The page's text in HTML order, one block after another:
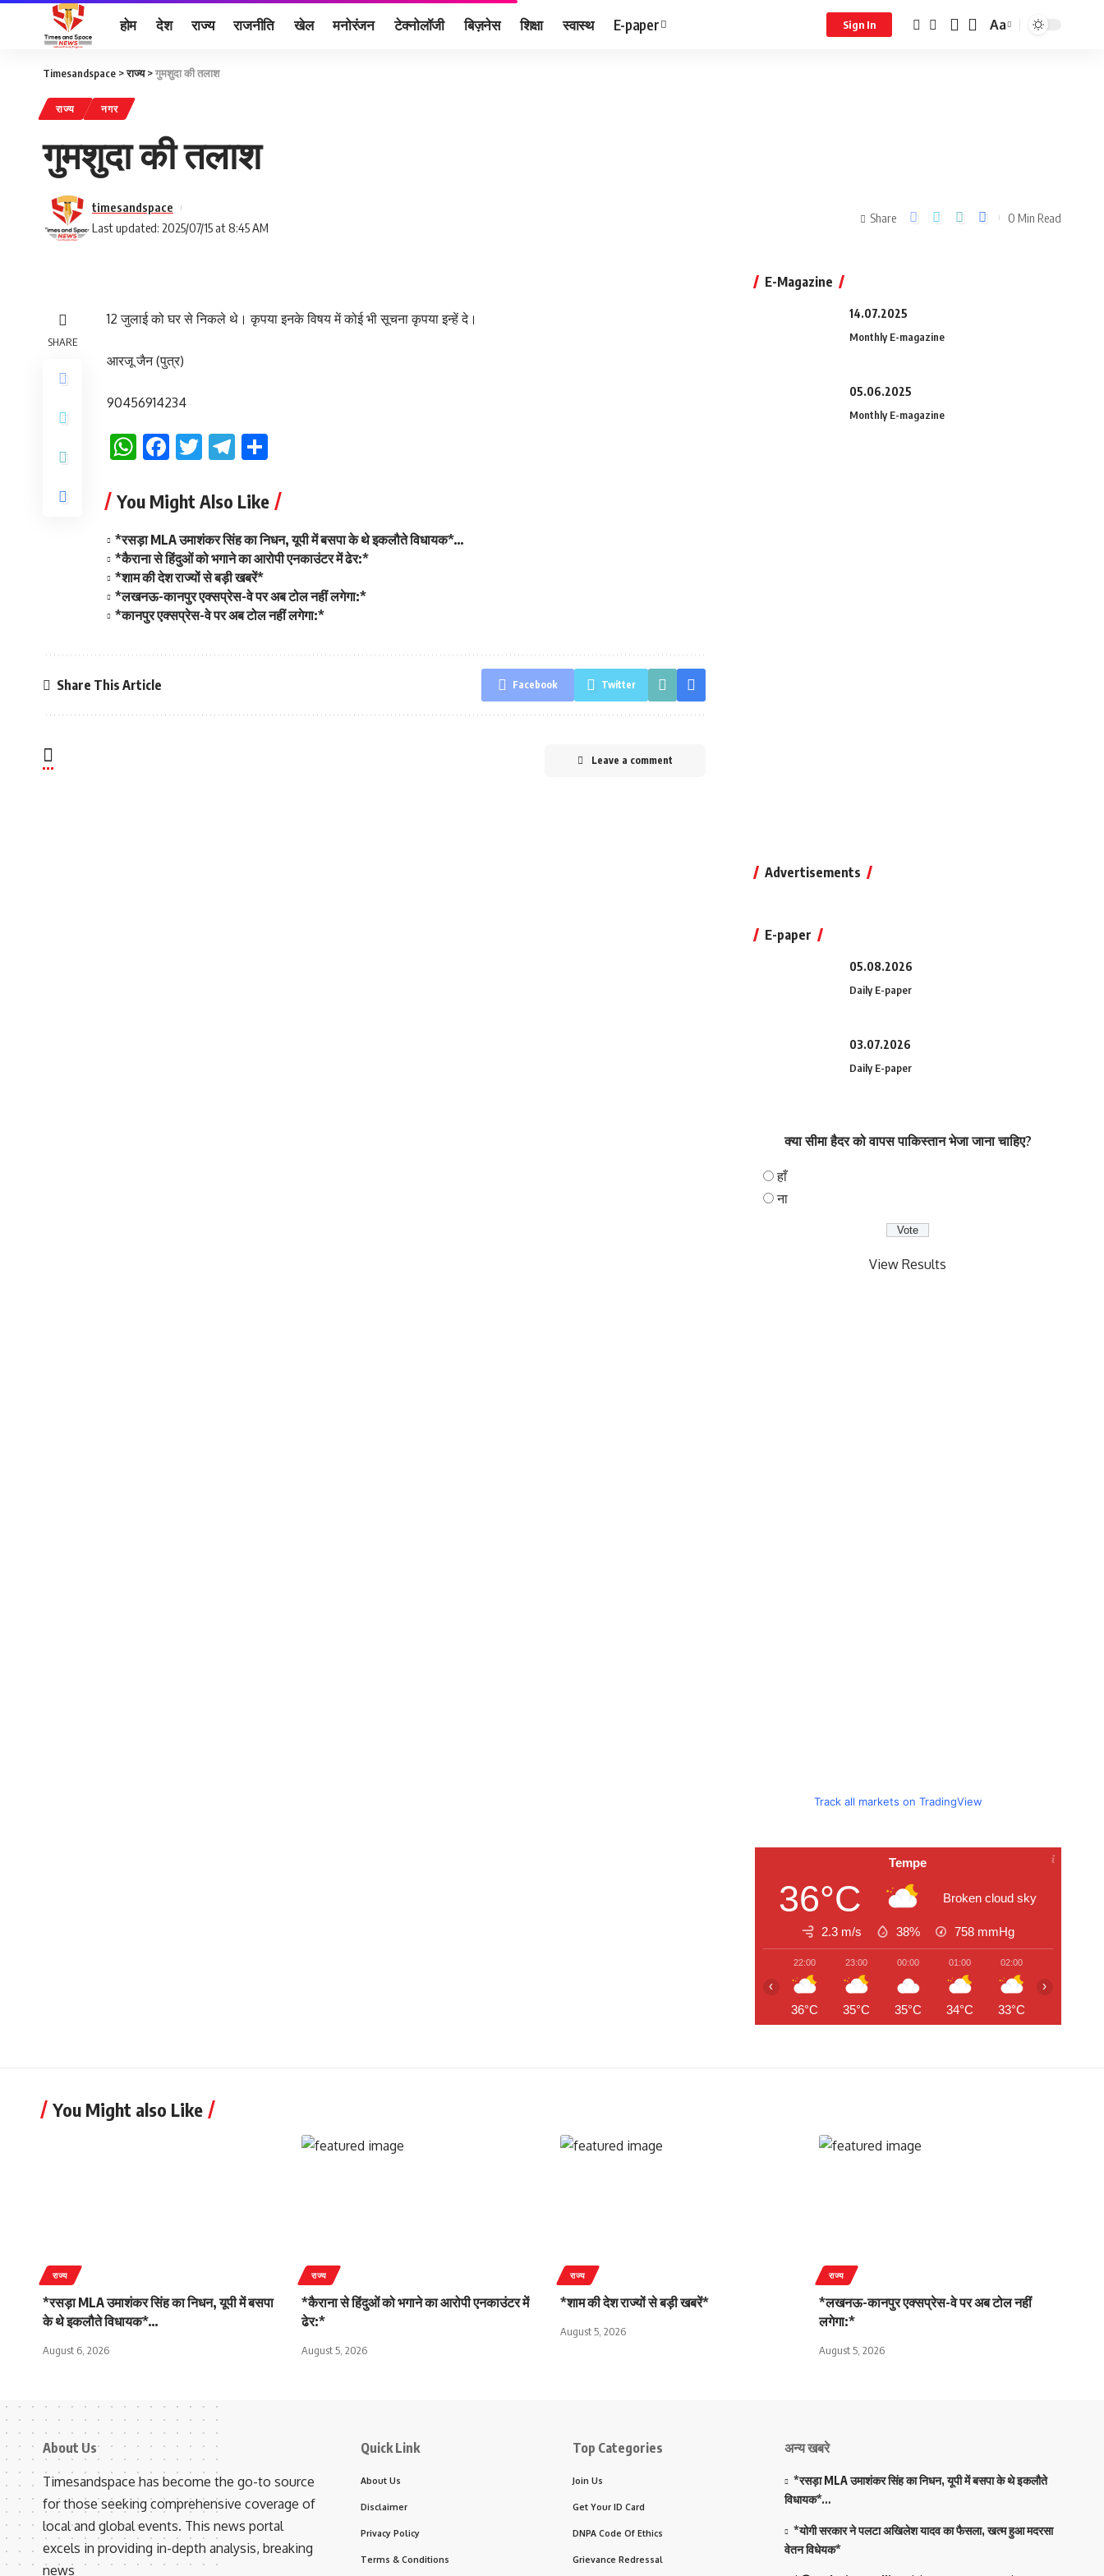
होम देश राज्य राजनीति खेल मनोरंजन टेक्नोलॉजी बिज़नेस शिक्षा स्वास्थ E-paper Sign In Aa
Timesandspace >राज्य>गुमशुदा की तलाश
राज्य नगर
गुमशुदा की तलाश
Last updated: 2025/07/15 at 8:45 AM
timesandspace
Share 0 Min Read
SHARE
12 जुलाई को घर से निकले थे। कृपया इनके विषय में कोई भी सूचना कृपया इन्हें दे।
आरजू जैन (पुत्र)
90456914234
WhatsApp
Facebook
TwitterTelegram
You Might Also Like
*रसड़ा MLA उमाशंकर सिंह का निधन, यूपी में बसपा के थे इकलौते विधायक*…
*कैराना से हिंदुओं को भगाने का आरोपी एनकाउंटर में ढेर:*
*शाम की देश राज्यों से बड़ी खबरें*
*लखनऊ-कानपुर एक्सप्रेस-वे पर अब टोल नहीं लगेगा:*
*कानपुर एक्सप्रेस-वे पर अब टोल नहीं लगेगा:*
Share This Article Facebook Twitter
Leave a comment
E-Magazine
14.07.2025
Monthly E-magazine
05.06.2025
Monthly E-magazine
Advertisements
E-paper
05.08.2026
Daily E-paper
03.07.2026
Daily E-paper
क्या सीमा हैदर को वापस पाकिस्तान भेजा जाना चाहिए?
हाँ
ना
View Results
Track all markets on TradingView
Tempe
36°C Broken cloud sky
2.3 m/s 38% 758 mmHg
22:00
36°C
23:00
35°C
00:00
35°C
01:00
34°C
02:00
33°C
‹ ›
You Might also Like
राज्य
*रसड़ा MLA उमाशंकर सिंह का निधन, यूपी में बसपा
के थे इकलौते विधायक*…
August 6, 2026
राज्य
*कैराना से हिंदुओं को भगाने का आरोपी एनकाउंटर में
ढेर:*
August 5, 2026
राज्य
*शाम की देश राज्यों से बड़ी खबरें*
August 5, 2026
राज्य
*लखनऊ-कानपुर एक्सप्रेस-वे पर अब टोल नहीं
लगेगा:*
August 5, 2026
About Us
Timesandspace has become the go-to source
for those seeking comprehensive coverage of
local and global events. This news portal
excels in providing in-depth analysis, breaking
news
Quick Link
About Us
Disclaimer
Privacy Policy
Terms & Conditions
Top Categories
Join Us
Get Your ID Card
DNPA Code Of Ethics
Grievance Redressal
अन्य खबरे
*रसड़ा MLA उमाशंकर सिंह का निधन, यूपी में बसपा के थे इकलौते
विधायक*…
*योगी सरकार ने पलटा अखिलेश यादव का फैसला, खत्म हुआ मदरसा
वेतन विधेयक*